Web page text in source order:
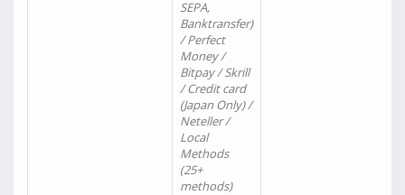
SEPA,
Banktransfer)
/ Perfect
Money /
Bitpay / Skrill
/ Credit card
(Japan Only) /
Neteller /
Local
Methods
(25+
methods)